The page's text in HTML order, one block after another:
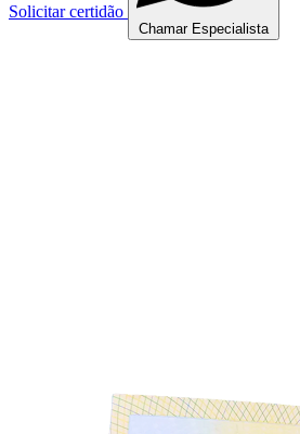
Solicitar certidão
Chamar Especialista